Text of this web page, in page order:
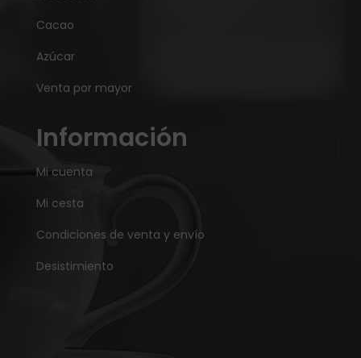
Cacao
Azúcar
Venta por mayor
Información
Mi cuenta
Mi cesta
Condiciones de venta y envío
Desistimiento